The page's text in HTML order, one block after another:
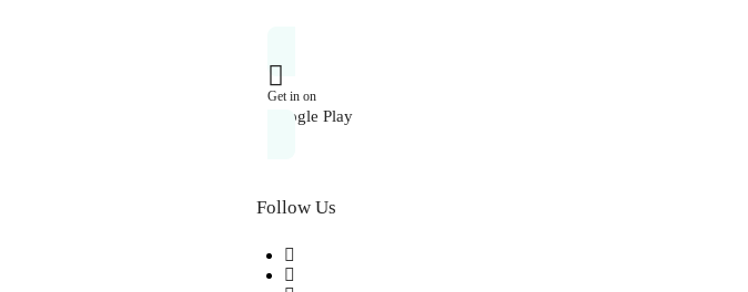
Get in on
Google Play
Follow Us